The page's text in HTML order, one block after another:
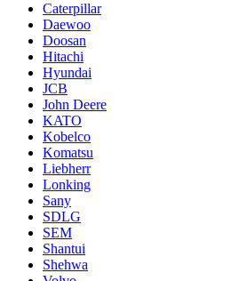
Caterpillar
Daewoo
Doosan
Hitachi
Hyundai
JCB
John Deere
KATO
Kobelco
Komatsu
Liebherr
Lonking
Sany
SDLG
SEM
Shantui
Shehwa